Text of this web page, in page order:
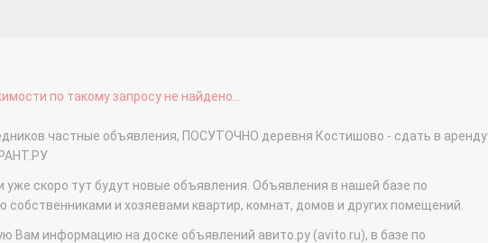
по такому запросу не найдено...
частные объявления, ПОСУТОЧНО деревня Костишово - сдать в аренду
уже скоро тут будут новые объявления. Объявления в нашей базе по
и хозяевами квартир, комнат, домов и других помещений.
Вам информацию на доске объявлений авито.ру (avito.ru), в базе по